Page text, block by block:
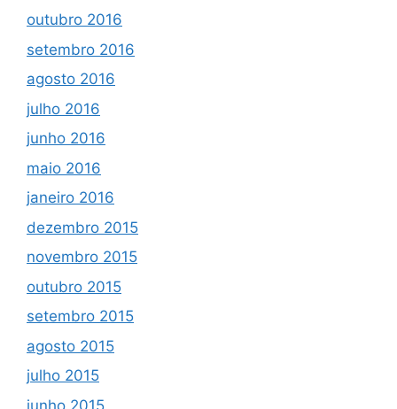
outubro 2016
setembro 2016
agosto 2016
julho 2016
junho 2016
maio 2016
janeiro 2016
dezembro 2015
novembro 2015
outubro 2015
setembro 2015
agosto 2015
julho 2015
junho 2015